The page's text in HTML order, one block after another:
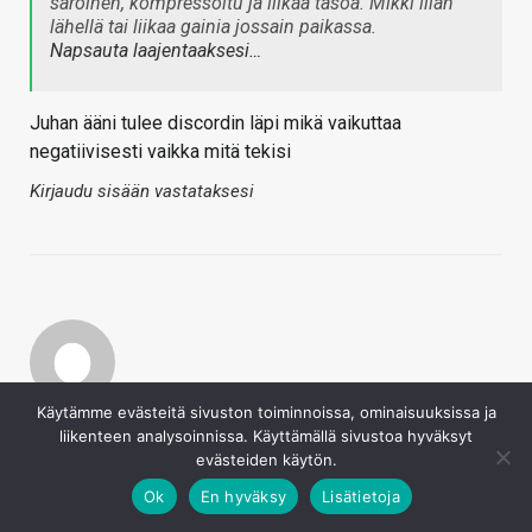
lähellä tai liikaa gainia jossain paikassa.
Napsauta laajentaaksesi…
Juhan ääni tulee discordin läpi mikä vaikuttaa
negatiivisesti vaikka mitä tekisi
Kirjaudu sisään vastataksesi
Et328
22.4.2023
Kaotik sanoi
Juhan ääni tulee discordin läpi mikä vaikuttaa
Käytämme evästeitä sivuston toiminnoissa, ominaisuuksissa ja
liikenteen analysoinnissa. Käyttämällä sivustoa hyväksyt
evästeiden käytön.
Ok
En hyväksy Lisätietoja